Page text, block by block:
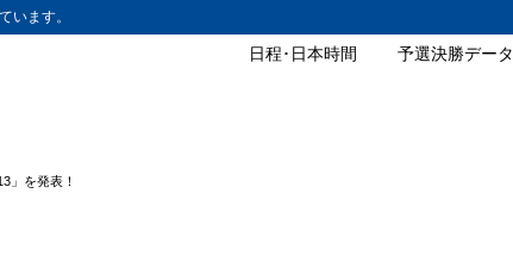
います。
日程･日本時間 予選決勝データ
」を発表！